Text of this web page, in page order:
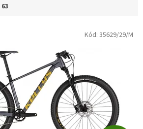
63
Kód: 35629/29/M